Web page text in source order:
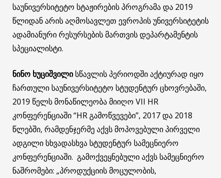
საუნივერსიტეტო სტაჟირების პროგრამა და 2019
წლიდან არის აღმოსავლეთ ევროპის უნივერსიტეტის
ადამიანური რესურსების მართვის დეპარტამენტის
სპეციალისტი.
ნინო ხუციშვილისწავლის პერიოდში აქტიურად იყო
ჩართული საუნივერსიტეტო სტუდენტურ ცხოვრებაში,
2019 წელს მონაწილეობა მიიღო VII HR
კონფერენციაში “HR გამოწვევები”, 2017 და 2018
წლებში, რამდენჯერმე აქვს მოპოვებული პირველი
ადგილი სხვადასხვა სტუდენტურ სამეცნიერო
კონფერენციაში. გამოქვეყნებული აქვს სამეცნიერო
ნაშრომები: „პროდუქციის მოცულობის,